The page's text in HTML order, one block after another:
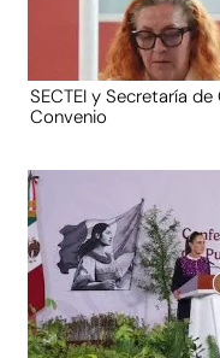
SECTEI y Secretaría
Convenio